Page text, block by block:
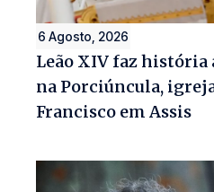
6 Agosto, 2026
Leão XIV faz história
na Porciúncula,
Francisco em Assis